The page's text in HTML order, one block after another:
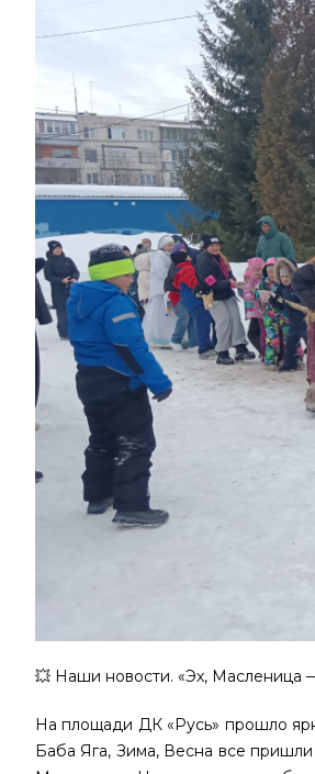
💥 Наши новости. «Эх, Масленица
На площади ДК «Русь» прошло
Баба Яга, Зима, Весна все